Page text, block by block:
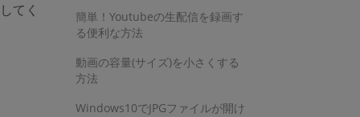
てく
簡単！Youtubeの生配信を録画す
る便利な方法
動画の容量(サイズ)を小さくする
方法
Windows10でJPGファイルが開け